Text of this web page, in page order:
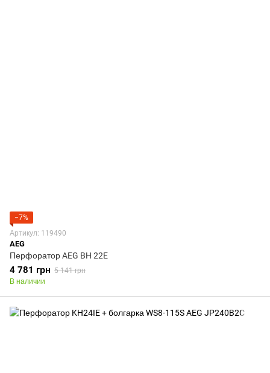
−7%
Артикул: 119490
AEG
Перфоратор AEG BH 22E
4 781 грн 5 141 грн
В наличии